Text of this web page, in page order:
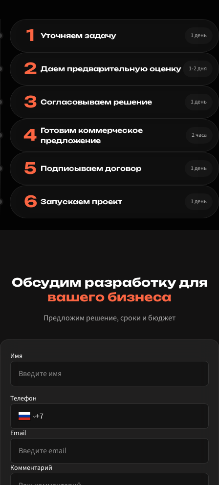
1 Уточняем задачу 1 день
2 Даем предварительную оценку 1-2 дня
3 Согласовываем решение 1 день
4 Готовим коммерческое
предложение
2 часа
5 Подписываем договор 1 день
6 Запускаем проект 1 день
Обсудим разработку для
вашего бизнеса
Предложим решение, сроки и бюджет
Имя
Телефон
Email
Комментарий